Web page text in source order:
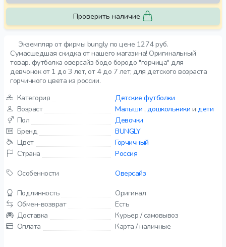
Экземпляр от фирмы bungly по цене 1274 руб.
Сумасшедшая скидка от нашего магазина! Оригинальный
товар. футболка оверсайз бодо бородо "горчица" для
девчонок от 1 до 3 лет, от 4 до 7 лет, для детского возраста
горчичного цвета из россии.
Категория
Детские футболки
Возраст
Малыши , дошкольники и дети
Пол
Девочки
Бренд
BUNGLY
Цвет
Горчичный
Страна
Россия
Особенности
Оверсайз
Подлинность
Оригинал
Обмен-возврат
Есть
Доставка
Курьер / самовывоз
Оплата
Карта / наличные
Проверить наличие